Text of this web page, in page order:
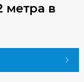
метра в